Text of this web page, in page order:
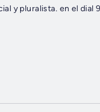
y pluralista. en el dial